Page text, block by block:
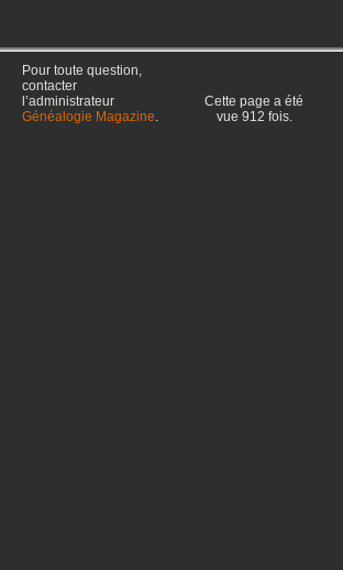
Pour toute question,
contacter
l’administrateur
Généalogie Magazine.
Cette page a été
vue 912 fois.